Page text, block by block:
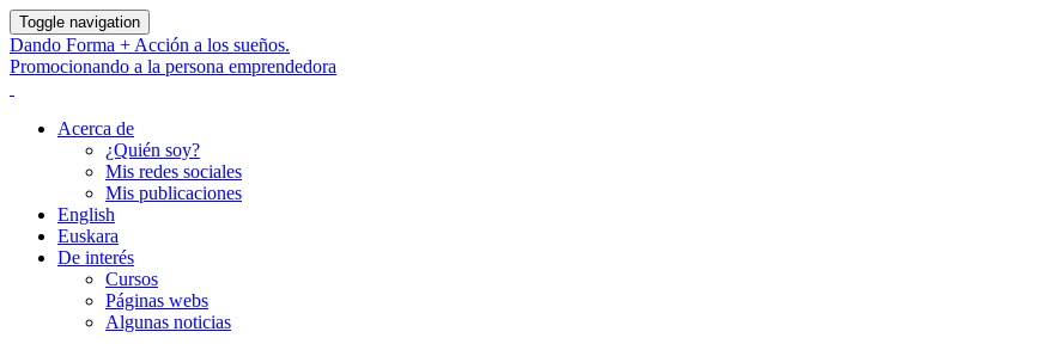
Toggle navigation
Dando Forma + Acción a los sueños.
Promocionando a la persona emprendedora
Acerca de
¿Quién soy?
Mis redes sociales
Mis publicaciones
English
Euskara
De interés
Cursos
Páginas webs
Algunas noticias